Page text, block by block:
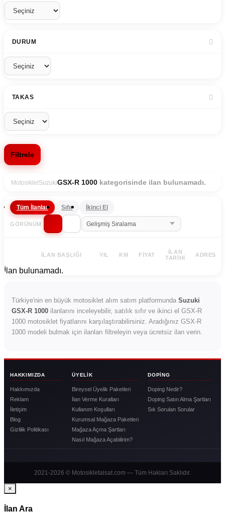
DURUM
TAKAS
Filtrele
MotosikletSuzukiGSX-R 1000 kategorisinde ilan bulunamadı.
Tüm İlanlar Sıfır İkinci El
GÖRÜNÜM
İLAN BAŞLIĞI YIL KM FIYAT
İLAN
TARIHI
ADRES
İlan bulunamadı.
Türkiye'nin en büyük motosiklet alım satım platformunda Suzuki
GSX-R 1000 ilanlarını inceleyebilir, satılık sıfır ve ikinci el GSX-R
1000 motosiklet fiyatlarını karşılaştırabilirsiniz. Aradığınız GSX-R
1000 modeli bulmak için ilanları filtreleyin veya ücretsiz ilan verin.
HAKKIMIZDA
Hakkımızda
Reklam
İletişim
Blog
Gizlilik Politikası
ÜYELIK
Bireysel Üyelik Paketleri
İlan Verme Kuralları
Kullanım Koşulları
Kurumsal Mağaza Paketleri
Mağaza Açma Şartları
Nasıl Mağaza Açabilirim?
DOPING
Doping Nedir?
Doping Satın Alma Şartları
Sık Sorulan Sorular
2021-2026 © Motosikletalsat.com — Tüm Hakları Saklıdır.
×
İlan Ara